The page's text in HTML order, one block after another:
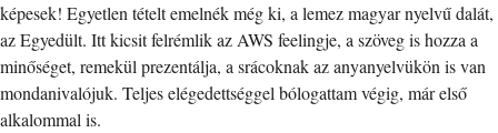
képesek! Egyetlen tételt emelnék még ki, a lemez magyar nyelvű dalát,
az Egyedült. Itt kicsit felrémlik az AWS feelingje, a szöveg is hozza a
minőséget, remekül prezentálja, a srácoknak az anyanyelvükön is van
mondanivalójuk. Teljes elégedettséggel bólogattam végig, már első
alkalommal is.